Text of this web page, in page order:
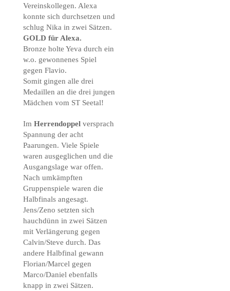
Vereinskollegen. Alexa
konnte sich durchsetzen und
schlug Nika in zwei Sätzen.
GOLD für Alexa.
Bronze holte Yeva durch ein
w.o. gewonnenes Spiel
gegen Flavio.
Somit gingen alle drei
Medaillen an die drei jungen
Mädchen vom ST Seetal!
Im Herrendoppel versprach
Spannung der acht
Paarungen. Viele Spiele
waren ausgeglichen und die
Ausgangslage war offen.
Nach umkämpften
Gruppenspiele waren die
Halbfinals angesagt.
Jens/Zeno setzten sich
hauchdünn in zwei Sätzen
mit Verlängerung gegen
Calvin/Steve durch. Das
andere Halbfinal gewann
Florian/Marcel gegen
Marco/Daniel ebenfalls
knapp in zwei Sätzen.